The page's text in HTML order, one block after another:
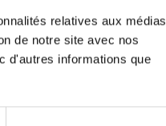
relatives aux médias
de notre site avec nos
d'autres informations que